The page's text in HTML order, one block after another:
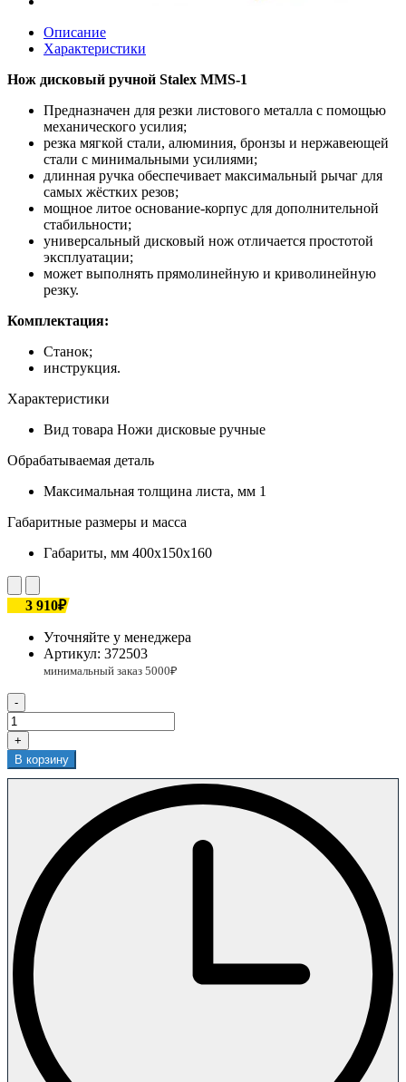
Описание
Характеристики
Нож дисковый ручной Stalex MMS-1
Предназначен для резки листового металла с помощью
механического усилия;
резка мягкой стали, алюминия, бронзы и нержавеющей
стали с минимальными усилиями;
длинная ручка обеспечивает максимальный рычаг для
самых жёстких резов;
мощное литое основание-корпус для дополнительной
стабильности;
универсальный дисковый нож отличается простотой
эксплуатации;
может выполнять прямолинейную и криволинейную
резку.
Комплектация:
Станок;
инструкция.
Характеристики
Вид товара Ножи дисковые ручные
Обрабатываемая деталь
Максимальная толщина листа, мм 1
Габаритные размеры и масса
Габариты, мм 400x150x160
3 910₽
Уточняйте у менеджера
Артикул: 372503
-
+
В корзину